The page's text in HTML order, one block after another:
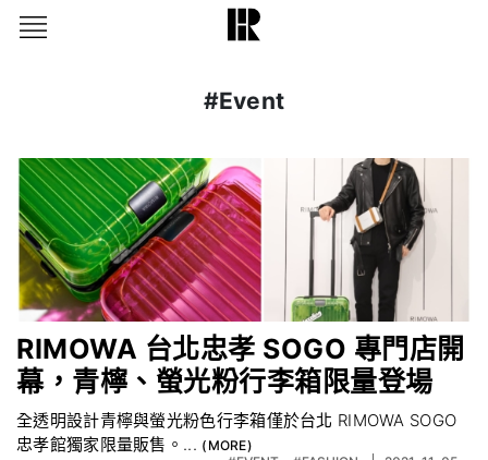
#Event
RIMOWA 台北忠孝 SOGO 專門店開
幕，青檸、螢光粉行李箱限量登場
全透明設計青檸與螢光粉色行李箱僅於台北 RIMOWA SOGO
忠孝館獨家限量販售。...